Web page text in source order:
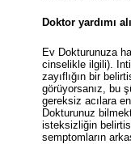
Doktor yardımı
Ev Dokturunuza
cinselikle ilgili).
zayıflığın bir
görüyorsanız, bu
gereksiz acılara
Dokturunuz
isteksizliğin
semptomların